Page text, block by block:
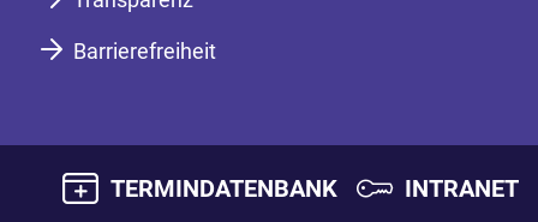
Barrierefreiheit
TERMINDATENBANK INTRANET